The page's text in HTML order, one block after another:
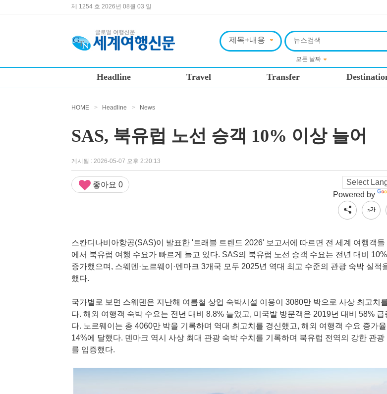
제 1254 호 2026년 08월 03 일
Headline Travel Transfer
HOME > Headline > News
SAS, 북유럽 노선 승객 10% 이상 늘어
게시됨 : 2026-05-07 오후 2:20:13
좋아요 0
Powered by
스칸디나비아항공(SAS)이 발표한 '트래블 트렌드 2026' 보고서에 따르면 전 세계 여행객들
에서 북유럽 여행 수요가 빠르게 늘고 있다. SAS의 북유럽 노선 승객 수요는 전년 대비
증가했으며, 스웨덴·노르웨이·덴마크 3개국 모두 2025년 역대 최고 수준의 관광 숙박 실적
했다.
국가별로 보면 스웨덴은 지난해 여름철 상업 숙박시설 이용이 3080만 박으로 사상 최고치
다. 해외 여행객 숙박 수요는 전년 대비 8.8% 늘었고, 미국발 방문객은 2019년 대비 58% 급
다. 노르웨이는 총 4060만 박을 기록하며 역대 최고치를 경신했고, 해외 여행객 수요 증가
14%에 달했다. 덴마크 역시 사상 최대 관광 숙박 수치를 기록하며 북유럽 전역의 강한 관광
를 입증했다.